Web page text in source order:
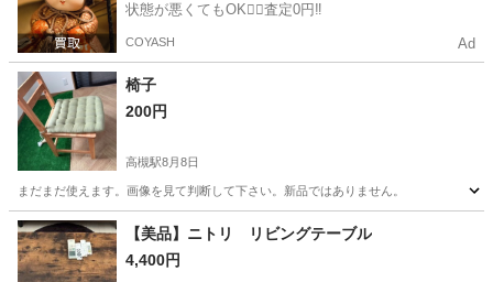
状態が悪くてもOK🙆‍♀️査定0円‼️
COYASH Ad
椅子
200円
高槻駅8月8日
まだまだ使えます。画像を見て判断して下さい。新品ではありません。
大阪 高槻市 高槻駅 椅子
【美品】ニトリ リビングテーブル
4,400円